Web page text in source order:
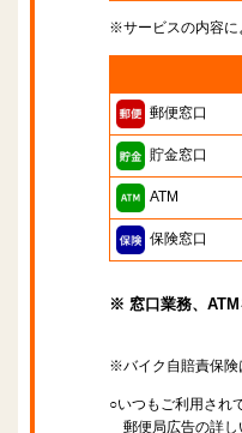
※サービスの内容に
郵便窓口
貯金窓口
ATM
保険窓口
※ 窓口業務、ATM
※バイク自賠責保険
○いつもご利用され
郵便局広告の詳し